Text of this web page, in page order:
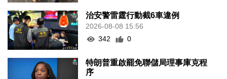
治安警雷霆行動截6車違例
2026-08-08 15:56
342
0
特朗普重啟罷免聯儲局理事庫克程
序